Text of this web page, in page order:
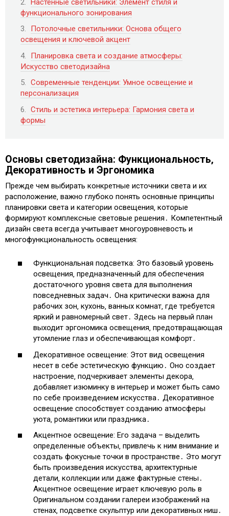
функционального зонирования
Потолочные светильники: Основа общего
освещения и ключевой акцент
Планировка света и создание атмосферы:
Искусство светодизайна
Современные тенденции: Умное освещение и
персонализация
Стиль и эстетика интерьера: Гармония света и
формы
Основы светодизайна: Функциональность‚
Декоративность и Эргономика
Прежде чем выбирать конкретные источники света и их
расположение‚ важно глубоко понять основные принципы
планировки света и категории освещения‚ которые
формируют комплексные световые решения․ Компетентный
дизайн света всегда учитывает многоуровневость и
многофункциональность освещения:
Функциональная подсветка: Это базовый уровень
освещения‚ предназначенный для обеспечения
достаточного уровня света для выполнения
повседневных задач․ Она критически важна для
рабочих зон‚ кухонь‚ ванных комнат‚ где требуется
яркий и равномерный свет․ Здесь на первый план
выходит эргономика освещения‚ предотвращающая
утомление глаз и обеспечивающая комфорт․
Декоративное освещение: Этот вид освещения
несет в себе эстетическую функцию․ Оно создает
настроение‚ подчеркивает элементы декора‚
добавляет изюминку в интерьер и может быть само
по себе произведением искусства․ Декоративное
освещение способствует созданию атмосферы
уюта‚ романтики или праздника․
Акцентное освещение: Его задача – выделить
определенные объекты‚ привлечь к ним внимание и
создать фокусные точки в пространстве․ Это могут
быть произведения искусства‚ архитектурные
детали‚ коллекции или даже фактурные стены․
Акцентное освещение играет ключевую роль в
Оригинальном создании галереи изображений на
стенах‚ подсветке скульптур или декоративных ниш․